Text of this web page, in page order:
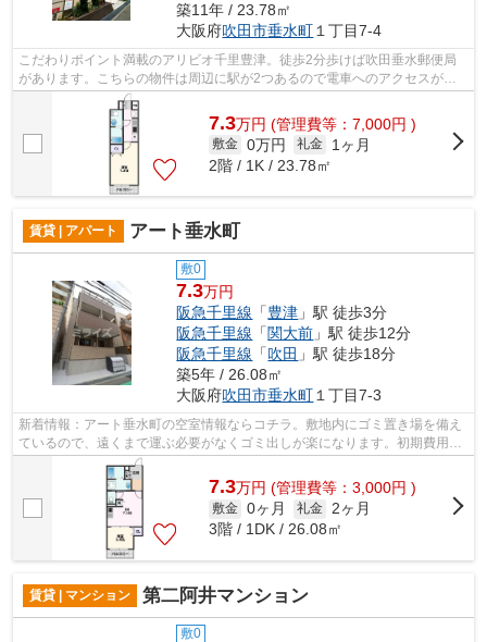
築11年 / 23.78㎡
大阪府吹田市垂水町 １丁目7-4
こだわりポイント満載のアリビオ千里豊津。徒歩2分歩けば吹田垂水郵便局
があります。こちらの物件は周辺に駅が2つあるので電車へのアクセスが便
利な物件です。共用部にはエレベータ・...
7.3万円 (管理費等：7,000円 )
敷金 0万円 礼金
1ヶ月
2階 / 1K / 23.78㎡
賃貸 | アパート アート垂水町
敷0
7.3万円
阪急千里線 「豊津 」駅 徒歩3分
阪急千里線 「関大前 」駅 徒歩12分
阪急千里線 「吹田 」駅 徒歩18分
築5年 / 26.08㎡
大阪府吹田市垂水町 １丁目7-3
新着情報：アート垂水町の空室情報ならコチラ。敷地内にゴミ置き場を備え
ているので、遠くまで運ぶ必要がなくゴミ出しが楽になります。初期費用を
カードでお支払いいただけるので、カ...
7.3万円 (管理費等：3,000円 )
敷金 0ヶ月 礼金 2ヶ月
3階 / 1DK / 26.08㎡
賃貸 | マンション 第二阿井マンション
敷0